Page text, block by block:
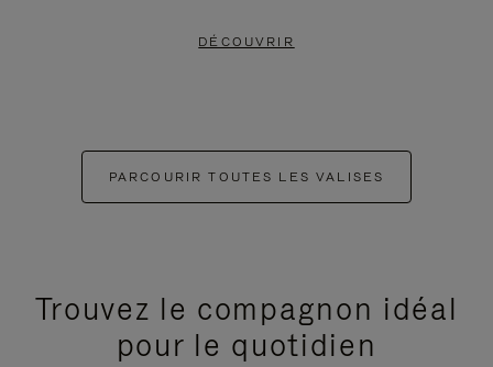
DÉCOUVRIR
PARCOURIR TOUTES LES VALISES
Trouvez le compagnon idéal
pour le quotidien